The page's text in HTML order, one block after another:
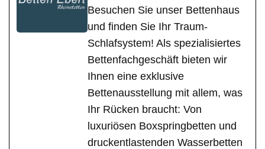
Besuchen Sie unser Bettenhaus
und finden Sie Ihr Traum-
Schlafsystem! Als spezialisiertes
Bettenfachgeschäft bieten wir
Ihnen eine exklusive
Bettenausstellung mit allem, was
Ihr Rücken braucht: Von
luxuriösen Boxspringbetten und
druckentlastenden Wasserbetten